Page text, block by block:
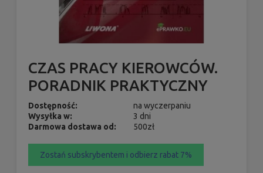
CZAS PRACY KIEROWCÓW.
PORADNIK PRAKTYCZNY
Dostępność:
na wyczerpaniu
Wysyłka w:
3 dni
Darmowa dostawa od:
500zł
Zostań subskrybentem i odbierz rabat 7%